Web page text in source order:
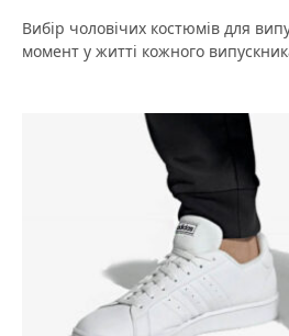
Вибір чоловічих костюмів для
момент у житті кожного